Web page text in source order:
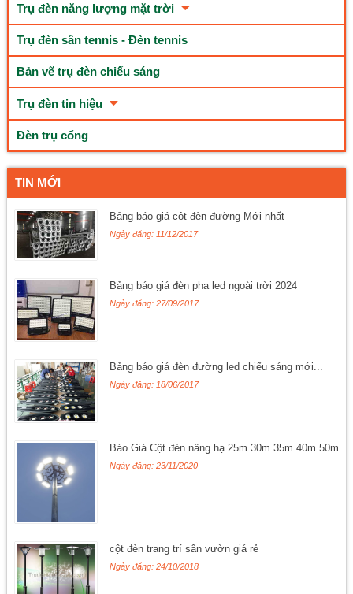
Trụ đèn năng lượng mặt trời
Trụ đèn sân tennis - Đèn tennis
Bản vẽ trụ đèn chiếu sáng
Trụ đèn tin hiệu
Đèn trụ cổng
TIN MỚI
Bảng báo giá cột đèn đường Mới nhất
Ngày đăng: 11/12/2017
Bảng báo giá đèn pha led ngoài trời 2024
Ngày đăng: 27/09/2017
Bảng báo giá đèn đường led chiếu sáng mới...
Ngày đăng: 18/06/2017
Báo Giá Cột đèn nâng hạ 25m 30m 35m 40m 50m
Ngày đăng: 23/11/2020
cột đèn trang trí sân vườn giá rẻ
Ngày đăng: 24/10/2018